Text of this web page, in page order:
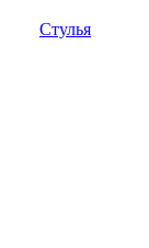
Стулья